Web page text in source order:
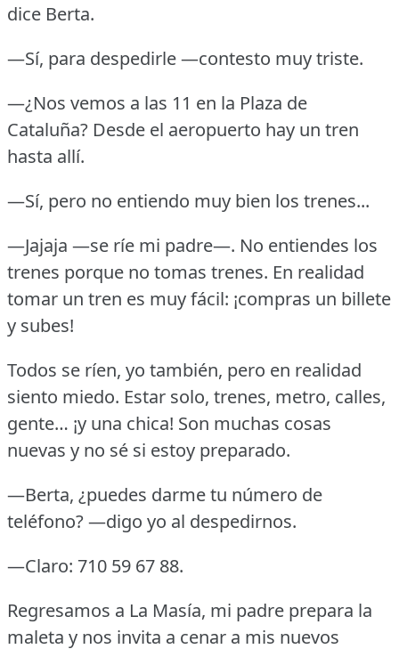
dice Berta.
—Sí, para despedirle —contesto muy triste.
—¿Nos vemos a las 11 en la Plaza de
Cataluña? Desde el aeropuerto hay un tren
hasta allí.
—Sí, pero no entiendo muy bien los trenes...
—Jajaja —se ríe mi padre—. No entiendes los
trenes porque no tomas trenes. En realidad
tomar un tren es muy fácil: ¡compras un billete
y subes!
Todos se ríen, yo también, pero en realidad
siento miedo. Estar solo, trenes, metro, calles,
gente… ¡y una chica! Son muchas cosas
nuevas y no sé si estoy preparado.
—Berta, ¿puedes darme tu número de
teléfono?—digo yo al despedirnos.
—Claro: 710 59 67 88.
Regresamos a La Masía, mi padre prepara la
maleta y nos invita a cenar a mis nuevos